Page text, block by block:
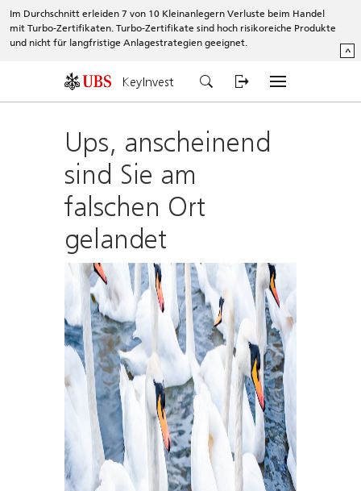
Im Durchschnitt erleiden 7 von 10 Kleinanlegern Verluste beim Handel
mit Turbo-Zertifikaten. Turbo-Zertifikate sind hoch risikoreiche Produkte
und nicht für langfristige Anlagestrategien geeignet.
^
KeyInvest
Ups, anscheinend
sind Sie am
falschen Ort
gelandet